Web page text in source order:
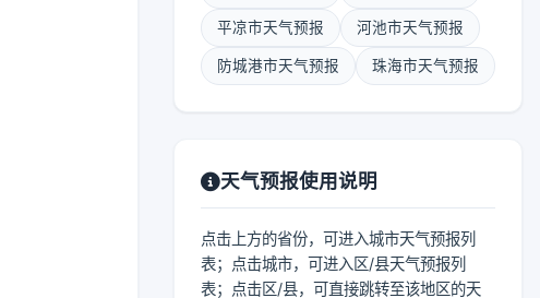
平凉市天气预报 河池市天气预报
防城港市天气预报 珠海市天气预报
天气预报使用说明
点击上方的省份，可进入城市天气预报列
表；点击城市，可进入区/县天气预报列
表；点击区/县，可直接跳转至该地区的天